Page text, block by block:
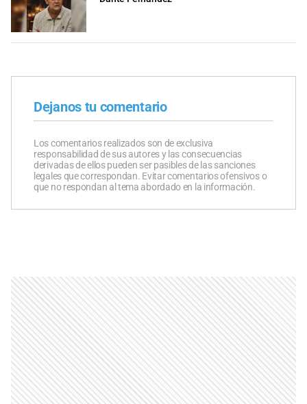
Dejanos tu comentario
Los comentarios realizados son de exclusiva
responsabilidad de sus autores y las consecuencias
derivadas de ellos pueden ser pasibles de las sanciones
legales que correspondan. Evitar comentarios ofensivos o
que no respondan al tema abordado en la información.